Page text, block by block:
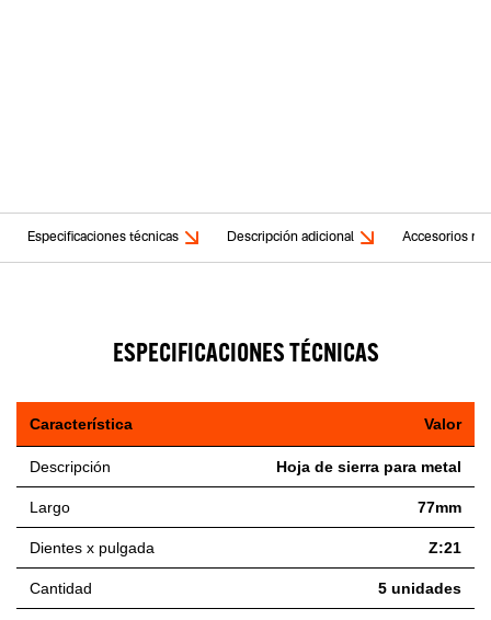
Especificaciones técnicas Descripción adicional Accesorios
ESPECIFICACIONES TÉCNICAS
Característica Valor
Descripción Hoja de sierra para metal
Largo 77mm
Dientes x pulgada Z:21
Cantidad 5 unidades